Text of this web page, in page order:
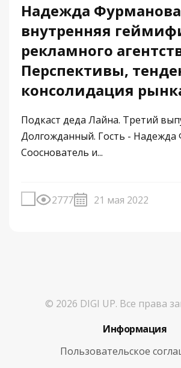
Надежда
внутренняя
рекламного
Перспективы,
консолидация
Подкаст деда Лайна. Третий
Долгожданный. Гость - Надежда
Сооснователь и...
2777 21 мая 2022
© 2026 DIGI UP. Все права
Информация
Пользовательское